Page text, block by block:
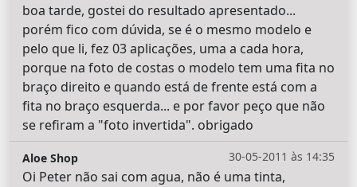
boa tarde, gostei do resultado apresentado...
porém fico com dúvida, se é o mesmo modelo e
pelo que li, fez 03 aplicações, uma a cada hora,
porque na foto de costas o modelo tem uma fita no
braço direito e quando está de frente está com a
fita no braço esquerda... e por favor peço que não
se refiram a "foto invertida". obrigado
30-05-2011 às 14:35
Aloe Shop
Oi Peter não sai com agua, não é uma tinta,